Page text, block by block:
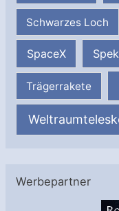
Schwarzes Loch
SpaceX
Trägerrakete
Werbepartner